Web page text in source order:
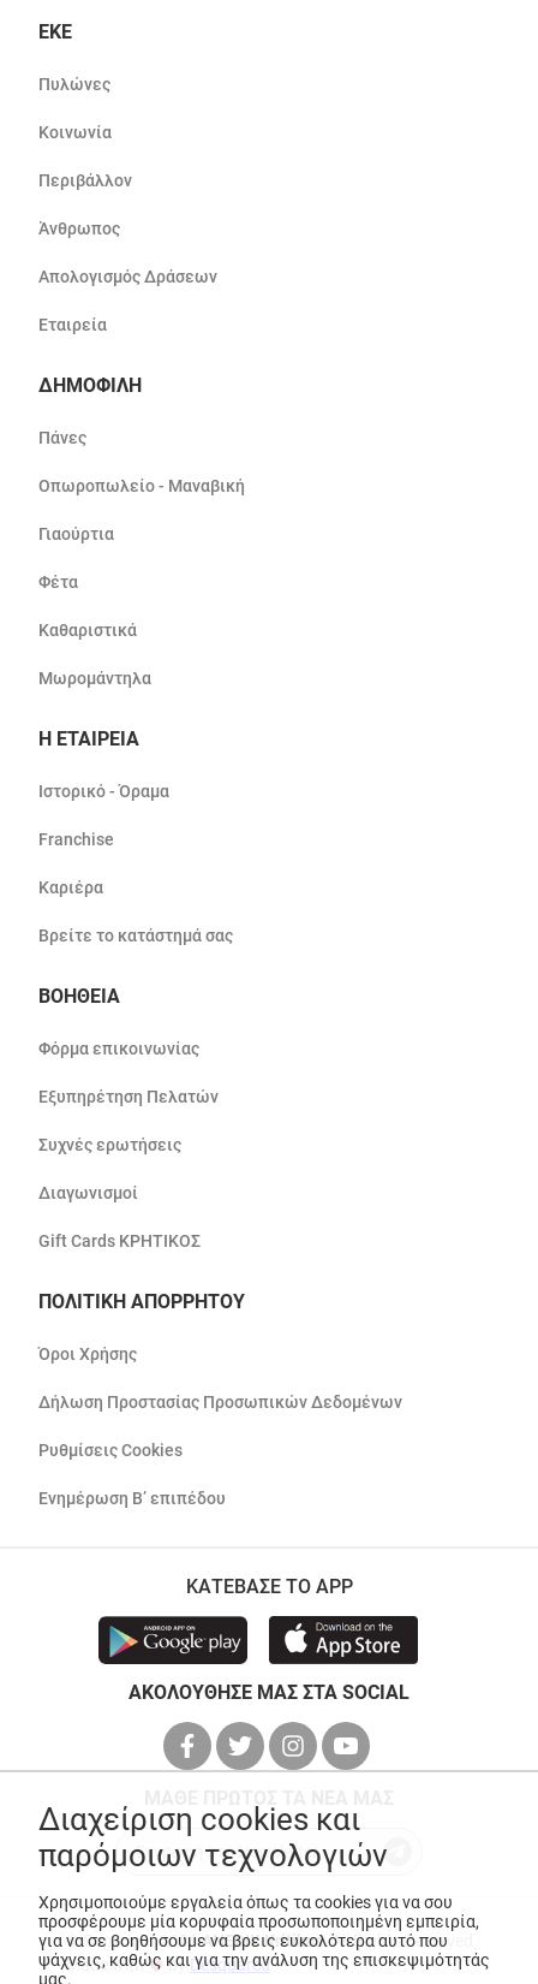
ΕΚΕ
Πυλώνες
Κοινωνία
Περιβάλλον
Άνθρωπος
Απολογισμός Δράσεων
Εταιρεία
ΔΗΜΟΦΙΛΗ
Πάνες
Οπωροπωλείο - Μαναβική
Γιαούρτια
Φέτα
Καθαριστικά
Μωρομάντηλα
Η ΕΤΑΙΡΕΙΑ
Ιστορικό - Όραμα
Franchise
Καριέρα
Βρείτε το κατάστημά σας
ΒΟΗΘΕΙΑ
Φόρμα επικοινωνίας
Εξυπηρέτηση Πελατών
Συχνές ερωτήσεις
Διαγωνισμοί
Gift Cards ΚΡΗΤΙΚΟΣ
ΠΟΛΙΤΙΚΗ ΑΠΟΡΡΗΤΟΥ
Όροι Χρήσης
Δήλωση Προστασίας Προσωπικών Δεδομένων
Ρυθμίσεις Cookies
Ενημέρωση Β’ επιπέδου
ΚΑΤΕΒΑΣΕ ΤΟ APP
ΑΚΟΛΟΥΘΗΣΕ ΜΑΣ ΣΤΑ SOCIAL
© Copyright 2026ANEDIK Kritikos. All Rights Reserved
Made with
byDesquared
Διαχείριση cookies και
παρόμοιων τεχνολογιών
Χρησιμοποιούμε εργαλεία όπως τα cookies για να σου
προσφέρουμε μία κορυφαία προσωποποιημένη εμπειρία,
για να σε βοηθήσουμε να βρεις ευκολότερα αυτό που
ψάχνεις, καθώς και για την ανάλυση της επισκεψιμότητάς
μας.